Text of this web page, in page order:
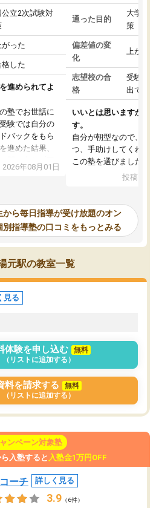
公立2次試験対
がった
格した
進められてよ
塾でお世話に
験では自分の
バックをもら
進めた結果、
間に合わず不
た。その経験
ました。学習
のやり方につ
をいただけた
勉強を進める
のように勉強
労している方
塾です。
年08月01日
通った目的
大学入学
策
偏差値の変
化
上がった
志望校の合
格
受験して
出ていな
いいとは思いますが、料
す。
自分が朝型なので、自習
つ、手助けしてくれる設
この塾を選びました。
投稿日：
ら毎日指導が受け放題のオン
別指導塾の口コミをもっとみる
元駅の教室一覧
見る
体験を申し込む
無料
（リストに追加する）
料を請求する
無料
（リストに追加する）
ンペーン対象塾
入塾すると 入塾金1万円OFF
ーチ 詳しく見る
3.9 （6件）